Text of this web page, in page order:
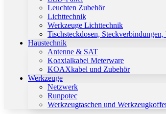
Leuchten Zubehör
Lichttechnik
Werkzeuge Lichttechnik
Tischsteckdosen,
Haustechnik
Antenne & SAT
Koaxialkabel Meterware
KOAXkabel und Zubehör
Werkzeuge
Netzwerk
Runpotec
Werkzeugtaschen und